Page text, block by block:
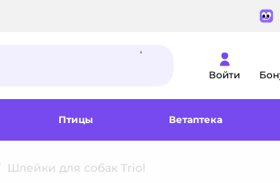
Войти
Птицы Ветаптека
Шлейки для собак Triol